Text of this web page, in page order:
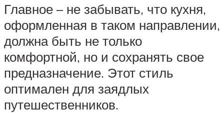
Главное – не забывать, что кухня,
оформленная в таком направлении,
должна быть не только
комфортной, но и сохранять свое
предназначение. Этот стиль
оптимален для заядлых
путешественников.